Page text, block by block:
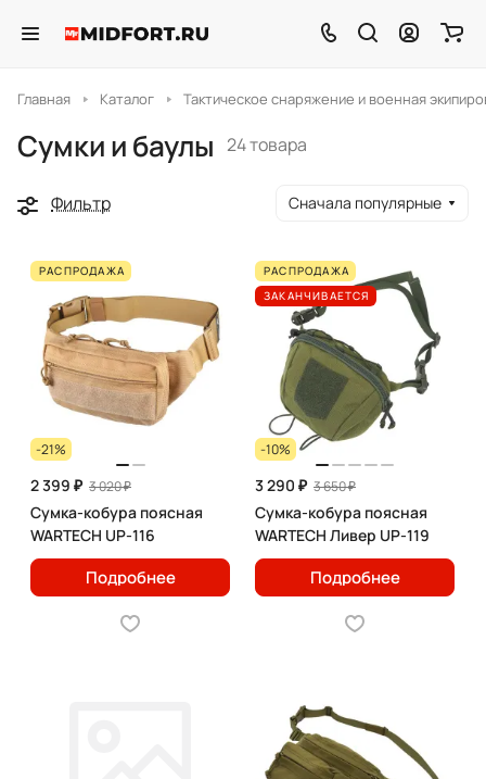
Главная Каталог Тактическое снаряжение и военная
Сумки и баулы 24 товара
Фильтр Сначала популярные
РАСПРОДАЖА
-21%
2 399 ₽ 3 020 ₽
Сумка-кобура поясная
WARTECH UP-116
Подробнее
РАСПРОДАЖА
ЗАКАНЧИВАЕТСЯ
-10%
3 290 ₽ 3 650 ₽
Сумка-кобура поясная
WARTECH Ливер UP-119
Подробнее